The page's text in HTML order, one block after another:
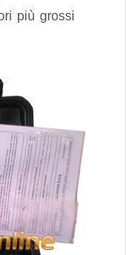
più grossi